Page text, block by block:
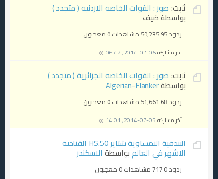
ثابت: صور : القوات الخاصه الاردنيه ( متجدد )
بواسطة ضيف
ردود 95 50,235 مشاهدات 0 معجبون
آخر مشاركة06-07-2014, 06:42
ثابت: صور : القوات الخاصه الجزائرية ( متجدد )
بواسطةAlgerian-Flanker
ردود 68 51,661 مشاهدات 0 معجبون
آخر مشاركة05-07-2014, 14:01
البندقية النمساوية شتاير HS.50 القناصة
الاشهر في العالمبواسطة الاسكندر
ردود 0 717 مشاهدات 0 معجبون